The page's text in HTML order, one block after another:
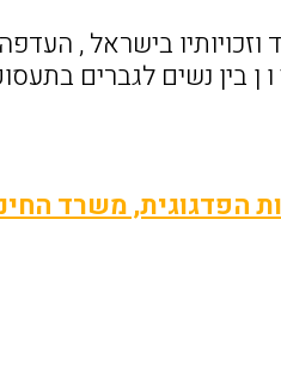
בישראל ,
ן בין נשים לגברים